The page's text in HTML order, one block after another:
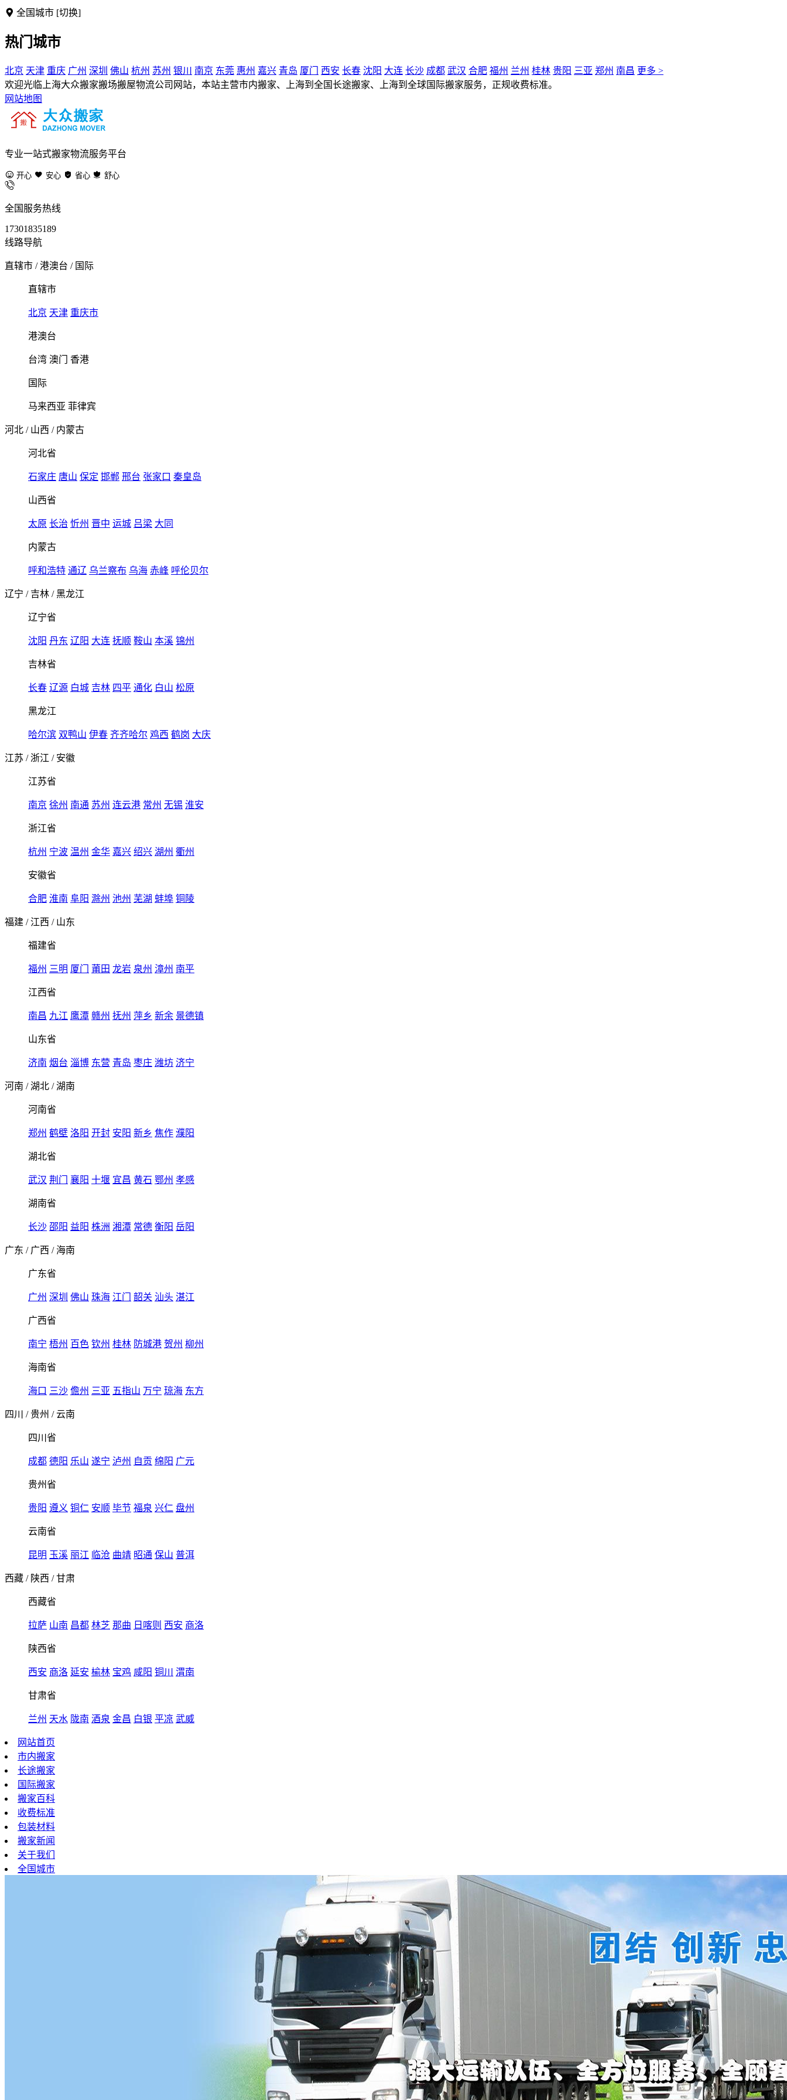
全国城市 [切换]
热门城市
北京 天津 重庆 广州 深圳 佛山 杭州 苏州 银川 南京 东莞 惠州 嘉兴 青岛 厦门 西安 长春 沈阳 大连 长沙 成都 武汉 合肥 福州 兰州 桂林 贵阳 三亚 郑州 南昌 更多 >
欢迎光临上海大众搬家搬场搬屋物流公司网站，本站主营市内搬家、上海到全国长途搬家、上海到全球国际搬家服务，正规收费标准。
网站地图
专业一站式搬家物流服务平台
开心 安心 省心 舒心
全国服务热线
17301835189
线路导航
直辖市 /港澳台 / 国际
直辖市
北京 天津 重庆市
港澳台
台湾 澳门 香港
国际
马来西亚 菲律宾
河北 / 山西 / 内蒙古
河北省
石家庄 唐山 保定 邯郸 邢台 张家口 秦皇岛
山西省
太原 长治 忻州 晋中 运城 吕梁 大同
内蒙古
呼和浩特 通辽 乌兰察布 乌海 赤峰 呼伦贝尔
辽宁 / 吉林 /黑龙江
辽宁省
沈阳 丹东 辽阳 大连 抚顺 鞍山 本溪 锦州
吉林省
长春 辽源 白城 吉林 四平 通化 白山 松原
黑龙江
哈尔滨 双鸭山 伊春 齐齐哈尔 鸡西 鹤岗 大庆
江苏 / 浙江 / 安徽
江苏省
南京 徐州 南通 苏州 连云港 常州 无锡 淮安
浙江省
杭州 宁波 温州 金华 嘉兴 绍兴 湖州 衢州
安徽省
合肥 淮南 阜阳 滁州 池州 芜湖 蚌埠 铜陵
福建 / 江西 / 山东
福建省
福州 三明 厦门 莆田 龙岩 泉州 漳州 南平
江西省
南昌 九江 鹰潭 赣州 抚州 萍乡 新余 景德镇
山东省
济南 烟台 淄博 东营 青岛 枣庄 潍坊 济宁
河南 /湖北 /湖南
河南省
郑州 鹤壁 洛阳 开封 安阳 新乡 焦作 濮阳
湖北省
武汉 荆门 襄阳 十堰 宜昌 黄石 鄂州 孝感
湖南省
长沙 邵阳 益阳 株洲 湘潭 常德 衡阳 岳阳
广东 / 广西 / 海南
广东省
广州 深圳 佛山 珠海 江门 韶关 汕头 湛江
广西省
南宁 梧州 百色 钦州 桂林 防城港 贺州 柳州
海南省
海口 三沙 儋州 三亚 五指山 万宁 琼海 东方
四川 /贵州 /云南
四川省
成都 德阳 乐山 遂宁 泸州 自贡 绵阳 广元
贵州省
贵阳 遵义 铜仁 安顺 毕节 福泉 兴仁 盘州
云南省
昆明 玉溪 丽江 临沧 曲靖 昭通 保山 普洱
西藏 / 陕西 /甘肃
西藏省
拉萨 山南 昌都 林芝 那曲 日喀则 西安 商洛
陕西省
西安 商洛 延安 榆林 宝鸡 咸阳 铜川 渭南
甘肃省
兰州 天水 陇南 酒泉 金昌 白银 平凉 武威
网站首页
市内搬家
长途搬家
国际搬家
搬家百科
收费标准
包装材料
搬家新闻
关于我们
全国城市